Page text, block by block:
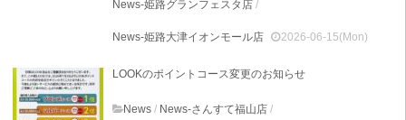
News-姫路グランフェスタ店 /
News-姫路大津イオンモール店 2026-06-15(Mon)
LOOKのポイントコース変更のお知らせ
News / News-さんすて福山店 /